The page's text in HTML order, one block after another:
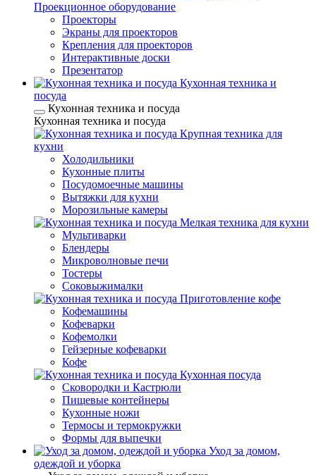
Проекционное оборудование
Проекторы
Экраны для проекторов
Крепления для проекторов
Интерактивные доски
Презентатор
Кухонная техника и
посуда
Кухонная техника и посуда
Кухонная техника и посуда
Крупная техника для
кухни
Холодильники
Кухонные плиты
Посудомоечные машины
Вытяжки для кухни
Морозильные камеры
Мелкая техника для кухни
Мультиварки
Блендеры
Микроволновые печи
Тостеры
Соковыжималки
Приготовление кофе
Кофемашины
Кофеварки
Кофемолки
Гейзерные кофеварки
Кофе
Кухонная посуда
Сковородки и Кастрюли
Пищевые контейнеры
Кухонные ножи
Термосы и термокружки
Формы для выпечки
Уход за домом,
одеждой и уборка